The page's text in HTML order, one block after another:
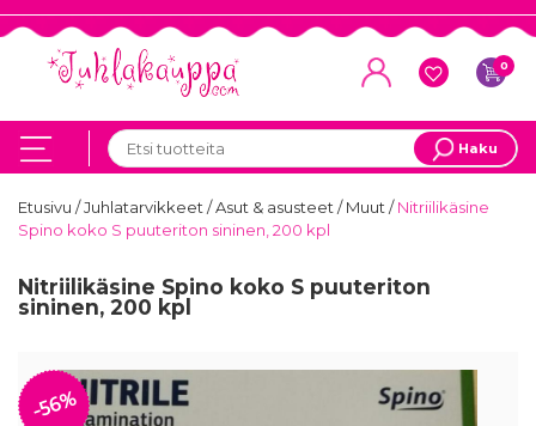
0
Haku
Etusivu /Juhlatarvikkeet/Asut & asusteet/Muut/Nitriilikäsine
Spino koko S puuteriton sininen, 200 kpl
Nitriilikäsine Spino koko S puuteriton
sininen, 200 kpl
-56%